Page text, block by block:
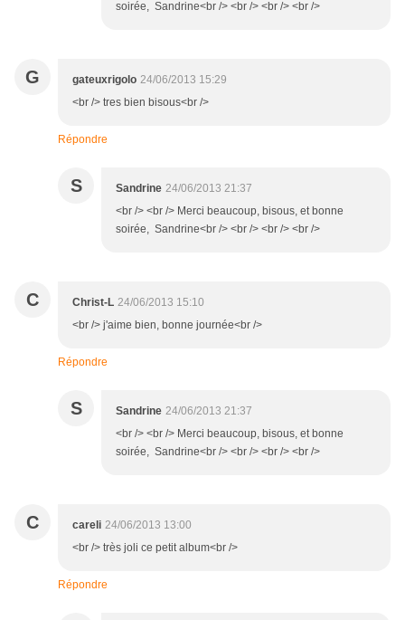
soirée, Sandrine<br /> <br /> <br /> <br />
G gateuxrigolo 24/06/2013 15:29
<br /> tres bien bisous<br />
Répondre
S Sandrine 24/06/2013 21:37
<br /> <br /> Merci beaucoup, bisous, et bonne
soirée, Sandrine<br /> <br /> <br /> <br />
C Christ-L 24/06/2013 15:10
<br /> j'aime bien, bonne journée<br />
Répondre
S Sandrine 24/06/2013 21:37
<br /> <br /> Merci beaucoup, bisous, et bonne
soirée, Sandrine<br /> <br /> <br /> <br />
C careli 24/06/2013 13:00
<br /> très joli ce petit album<br />
Répondre